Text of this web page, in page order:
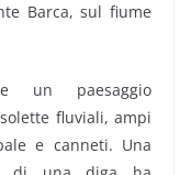
Barca, sul fiume
un paesaggio
fluviali, ampi
e canneti. Una